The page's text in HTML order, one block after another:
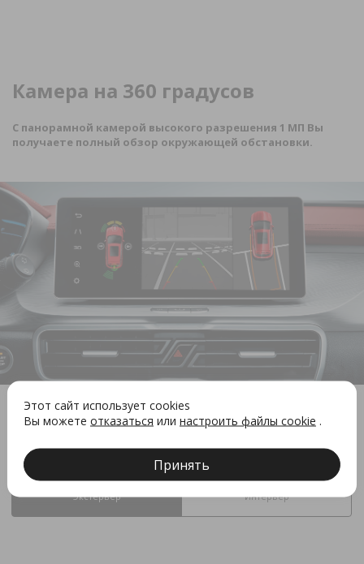
Камера на 360 градусов
С панорамной камерой высокого разрешения 1 МП Вы
получаете полный обзор окружающей обстановки.
Выберите свой X50
Экстерьер Интерьер
Этот сайт использует cookies
Вы можете отказаться или настроить файлы cookie .
Принять